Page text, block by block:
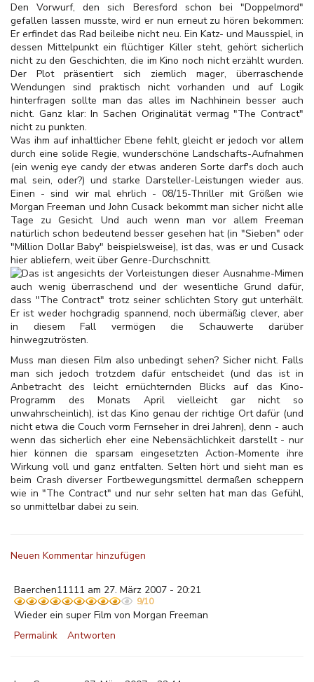
Den Vorwurf, den sich Beresford schon bei "Doppelmord"
gefallen lassen musste, wird er nun erneut zu hören bekommen:
Er erfindet das Rad beileibe nicht neu. Ein Katz- und Mausspiel, in
dessen Mittelpunkt ein flüchtiger Killer steht, gehört sicherlich
nicht zu den Geschichten, die im Kino noch nicht erzählt wurden.
Der Plot präsentiert sich ziemlich mager, überraschende
Wendungen sind praktisch nicht vorhanden und auf Logik
hinterfragen sollte man das alles im Nachhinein besser auch
nicht. Ganz klar: In Sachen Originalität vermag "The Contract"
nicht zu punkten.
Was ihm auf inhaltlicher Ebene fehlt, gleicht er jedoch vor allem
durch eine solide Regie, wunderschöne Landschafts-Aufnahmen
(ein wenig eye candy der etwas anderen Sorte darf's doch auch
mal sein, oder?) und starke Darsteller-Leistungen wieder aus.
Einen - sind wir mal ehrlich - 08/15-Thriller mit Größen wie
Morgan Freeman und John Cusack bekommt man sicher nicht alle
Tage zu Gesicht. Und auch wenn man vor allem Freeman
natürlich schon bedeutend besser gesehen hat (in "Sieben" oder
"Million Dollar Baby" beispielsweise), ist das, was er und Cusack
hier abliefern, weit über Genre-Durchschnitt.
Das ist angesichts der Vorleistungen dieser Ausnahme-Mimen
auch wenig überraschend und der wesentliche Grund dafür,
dass "The Contract" trotz seiner schlichten Story gut unterhält.
Er ist weder hochgradig spannend, noch übermäßig clever, aber
in diesem Fall vermögen die Schauwerte darüber
hinwegzutrösten.
Muss man diesen Film also unbedingt sehen? Sicher nicht. Falls
man sich jedoch trotzdem dafür entscheidet (und das ist in
Anbetracht des leicht ernüchternden Blicks auf das Kino-
Programm des Monats April vielleicht gar nicht so
unwahrscheinlich), ist das Kino genau der richtige Ort dafür (und
nicht etwa die Couch vorm Fernseher in drei Jahren), denn - auch
wenn das sicherlich eher eine Nebensächlichkeit darstellt - nur
hier können die sparsam eingesetzten Action-Momente ihre
Wirkung voll und ganz entfalten. Selten hört und sieht man es
beim Crash diverser Fortbewegungsmittel dermaßen scheppern
wie in "The Contract" und nur sehr selten hat man das Gefühl,
so unmittelbar dabei zu sein.
Neuen Kommentar hinzufügen
Baerchen11111 am 27. März 2007 - 20:21
9/10
Wieder ein super Film von Morgan Freeman
Permalink
Antworten